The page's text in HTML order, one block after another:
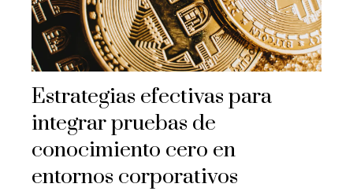
Estrategias efectivas para
integrar pruebas de
conocimiento cero en
entornos corporativos